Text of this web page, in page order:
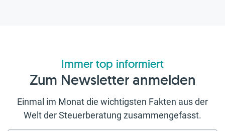
Immer top informiert
Zum Newsletter anmelden
Einmal im Monat die wichtigsten Fakten aus der
Welt der Steuerberatung zusammengefasst.